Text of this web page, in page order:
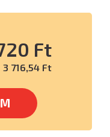
Ft
3 716,54 Ft